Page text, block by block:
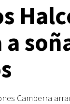
Camberra